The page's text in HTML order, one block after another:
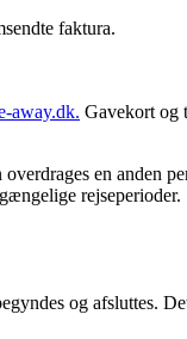
faktura.
away.dk. Gavekort og
en anden
rejseperioder.
og afsluttes.